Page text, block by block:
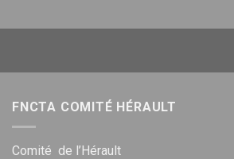
FNCTA COMITÉ HÉRAULT
Comité de l’Hérault